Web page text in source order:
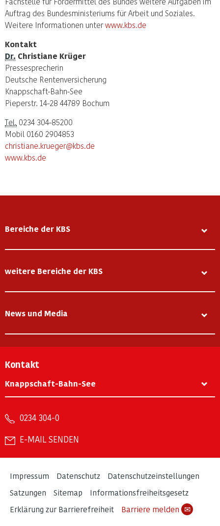
Auftrag des Bundesministeriums für Arbeit und Soziales.
Weitere Informationen unter www.kbs.de
Kontakt
Dr. Christiane Krüger
Pressesprecherin
Deutsche Rentenversicherung
Knappschaft-Bahn-See
Pieperstr. 14-28 44789 Bochum
Tel. 0234 304-85200
Mobil 0160 2904853
christiane.krueger@kbs.de
www.kbs.de
Bereiche der KBS
weitere Bereiche der KBS
News und Media
Kontakt
Knappschaft-Bahn-See
0234 304-0
E-MAIL SENDEN
Impressum Datenschutz
Datenschutzeinstellungen
Satzungen
Sitemap
Informationsfreiheitsgesetz
Erklärung zur Barrierefreiheit
Barriere melden ✉